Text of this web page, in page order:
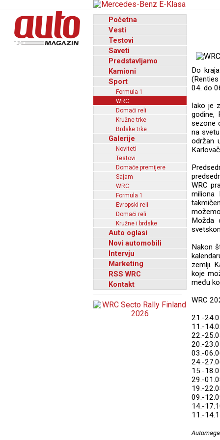
Početna
Vesti
Testovi
Saveti
Predstavljamo
Kamioni
Sport
Formula 1
WRC
Domaći reli
Kružne trke
Brdske trke
Galerije
Noviteti
Testovi
Domaće premijere
Sajam
WRC
Formula 1
Evropski reli
Domaći reli
Kružne i brdske
Auto oglasi
Novi automobili
Intervju
Marketing
RSS WRC
Kontakt
Do
04. do
Iako je
godine,
sezone
na
održan
WRC
miliona
Možda
Nakon
zemlji.
koje
među
WRC
21.-
11.-
22.-
20.-
03.-
24.-
15.-
29.-
19.-
09.-
14.-
11.-